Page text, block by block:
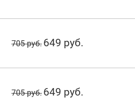
705 руб. 649 руб.
705 руб. 649 руб.